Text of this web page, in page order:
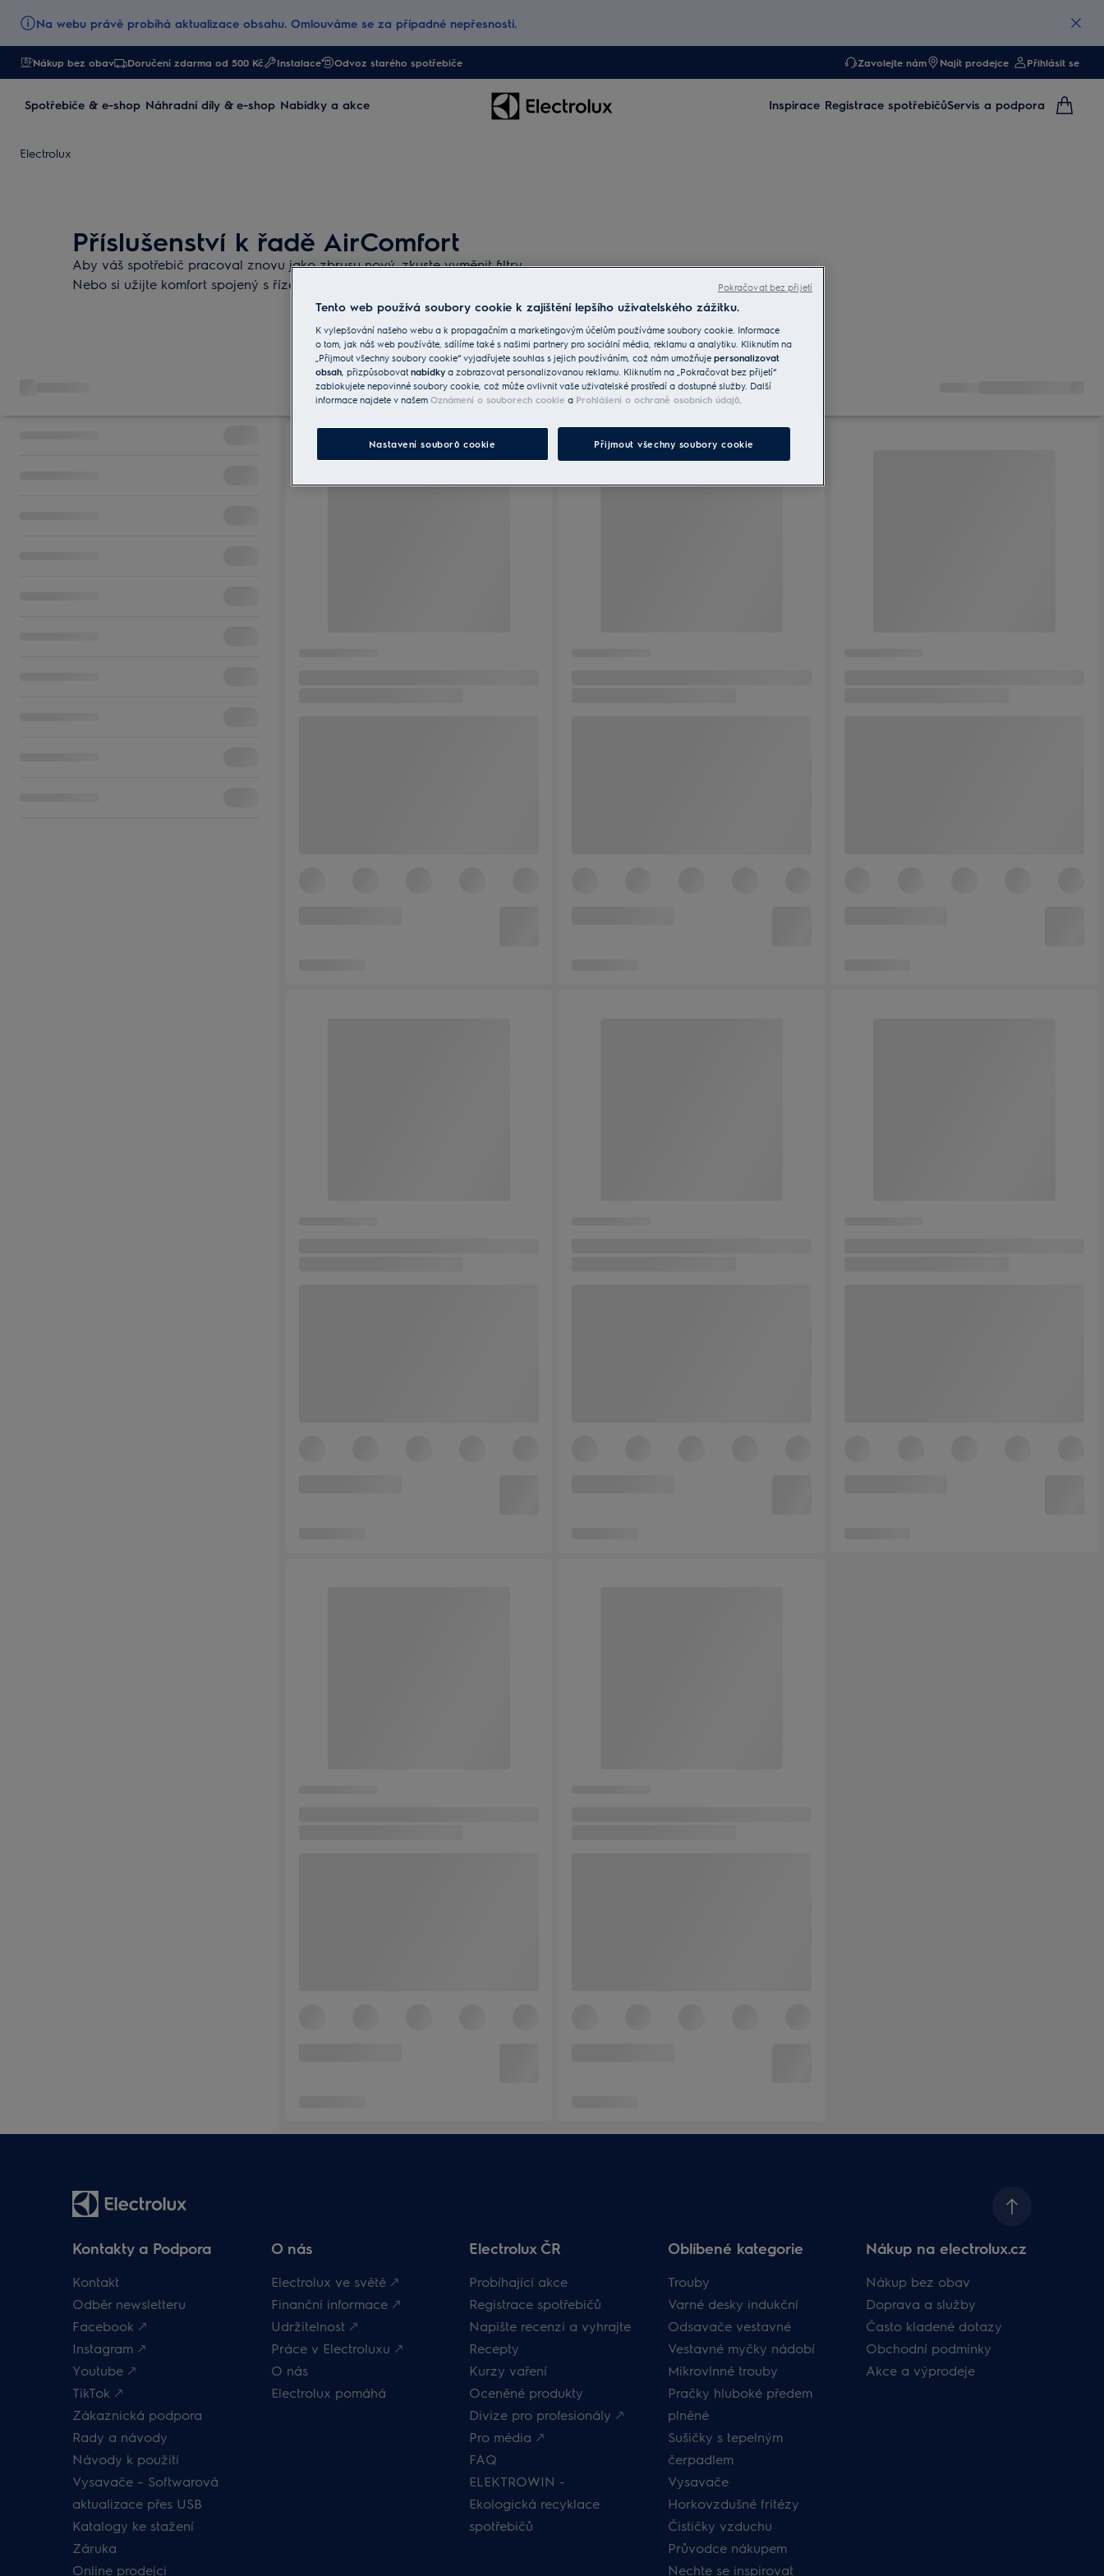
Na webu právě probíhá aktualizace obsahu. Omlouváme se za případné nepřesnosti.
Nákup bez obav Doručení zdarma od 500 Kč Instalace Odvoz starého spotřebiče Zavolejte nám Najít prodejce Přihlásit se
Spotřebiče & e-shop Náhradní díly & e-shop Nabídky a akce Inspirace Registrace spotřebičůServis a podpora
Electrolux
Příslušenství k řadě AirComfort
Aby váš spotřebič pracoval znovu jako zbrusu nový, zkuste vyměnit filtry.
Nebo si užijte komfort spojený s řízením čištění vzduchu přes WiFi.
Kontakty a Podpora
Kontakt
Odběr newsletteru
Facebook 🡕
Instagram 🡕
Youtube 🡕
TikTok 🡕
Zákaznická podpora
Rady a návody
Návody k použití
Vysavače – Softwarová
aktualizace přes USB
Katalogy ke stažení
Záruka
Online prodejci
O nás
Electrolux ve světě 🡕
Finanční informace 🡕
Udržitelnost 🡕
Práce v Electroluxu 🡕
O nás
Electrolux pomáhá
Electrolux ČR
Probíhající akce
Registrace spotřebičů
Napište recenzi a vyhrajte
Recepty
Kurzy vaření
Oceněné produkty
Divize pro profesionály 🡕
Pro média 🡕
FAQ
ELEKTROWIN -
Ekologická recyklace
spotřebičů
Oblíbené kategorie
Trouby
Varné desky indukční
Odsavače vestavné
Vestavné myčky nádobí
Mikrovlnné trouby
Pračky hluboké předem
plněné
Sušičky s tepelným
čerpadlem
Vysavače
Horkovzdušné fritézy
Čističky vzduchu
Průvodce nákupem
Nechte se inspirovat
Nákup na electrolux.cz
Nákup bez obav
Doprava a služby
Často kladené dotazy
Obchodní podmínky
Akce a výprodeje
Tento web používá soubory cookie k zajištění lepšího uživatelského zážitku.
K vylepšování našeho webu a k propagačním a marketingovým účelům používáme soubory cookie. Informace
o tom, jak náš web používáte, sdílíme také s našimi partnery pro sociální média, reklamu a analytiku. Kliknutím na
„Přijmout všechny soubory cookie“ vyjadřujete souhlas s jejich používáním, což nám umožňuje personalizovat
obsah, přizpůsobovat nabídky a zobrazovat personalizovanou reklamu. Kliknutím na „Pokračovat bez přijetí“
zablokujete nepovinné soubory cookie, což může ovlivnit vaše uživatelské prostředí a dostupné služby. Další
informace najdete v našem Oznámení o souborech cookie a Prohlášení o ochraně osobních údajů.
Nastavení souborů cookie Přijmout všechny soubory cookie
Pokračovat bez přijetí